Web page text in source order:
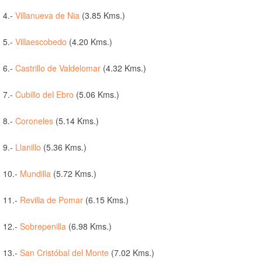
4.- Villanueva de Nia (3.85 Kms.)
5.- Villaescobedo (4.20 Kms.)
6.- Castrillo de Valdelomar (4.32 Kms.)
7.- Cubillo del Ebro (5.06 Kms.)
8.- Coroneles (5.14 Kms.)
9.- Llanillo (5.36 Kms.)
10.- Mundilla (5.72 Kms.)
11.- Revilla de Pomar (6.15 Kms.)
12.- Sobrepenilla (6.98 Kms.)
13.- San Cristóbal del Monte (7.02 Kms.)